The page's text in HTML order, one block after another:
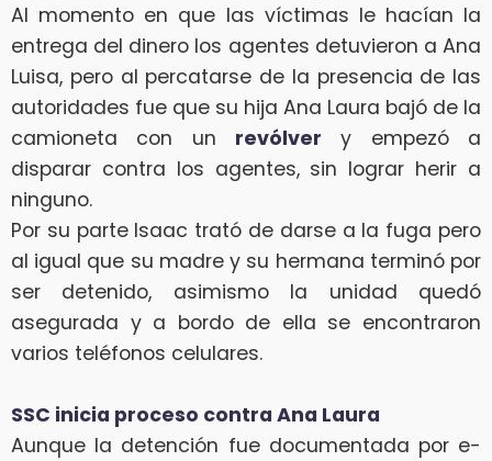
Al momento en que las víctimas le hacían la
entrega del dinero los agentes detuvieron a Ana
Luisa, pero al percatarse de la presencia de las
autoridades fue que su hija Ana Laura bajó de la
camioneta con un revólver y empezó a
disparar contra los agentes, sin lograr herir a
ninguno.
Por su parte Isaac trató de darse a la fuga pero
al igual que su madre y su hermana terminó por
ser detenido, asimismo la unidad quedó
asegurada y a bordo de ella se encontraron
varios teléfonos celulares.
SSC inicia proceso contra Ana Laura
Aunque la detención fue documentada por e-